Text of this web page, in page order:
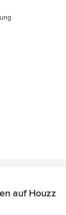
auf Houzz